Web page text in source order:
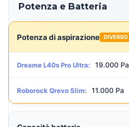
Potenza e Batteria
Potenza di aspirazione DIVERSO
Dreame L40s Pro Ultra: 19.000 Pa
Roborock Qrevo Slim: 11.000 Pa